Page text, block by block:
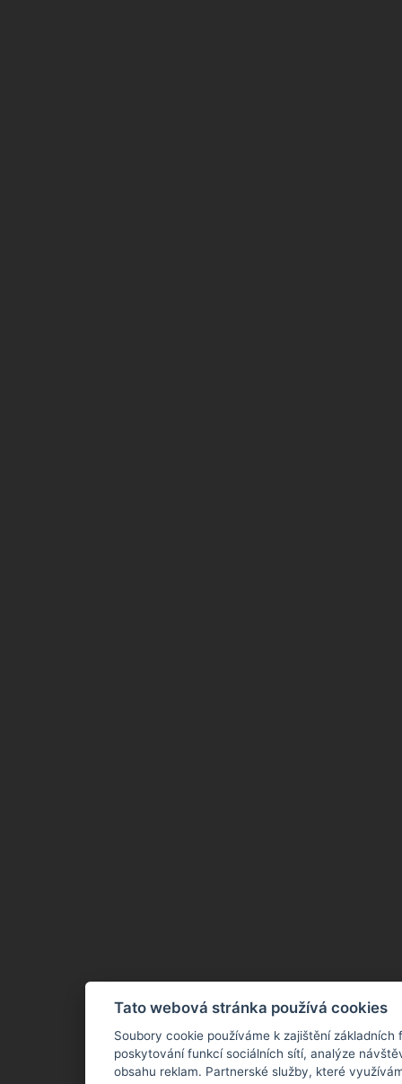
Tato webová stránka používá cookies
Soubory cookie používáme k zajištění základních
poskytování funkcí sociálních sítí, analýze
obsahu reklam. Partnerské služby, které